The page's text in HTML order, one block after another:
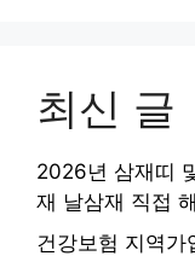
최신 글
2026년 삼재띠
재 날삼재 직접
건강보험 지역